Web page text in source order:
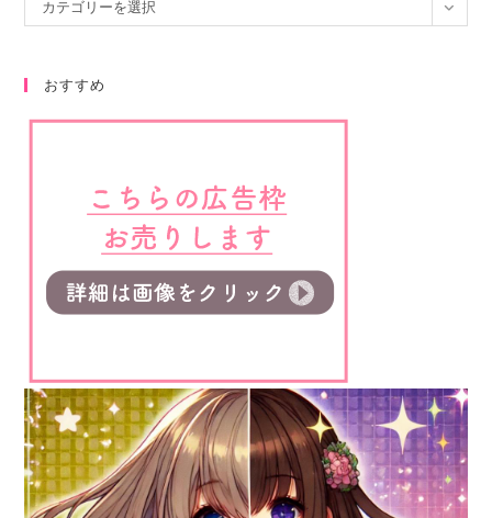
カテゴリーを選択
おすすめ